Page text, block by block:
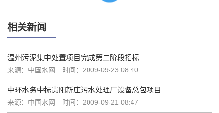
相关新闻
温州污泥集中处置项目完成第二阶段招标
来源：中国水网 时间：2009-09-23 08:40
中环水务中标贵阳新庄污水处理厂设备总包项目
来源：中国水网 时间：2009-09-21 08:47